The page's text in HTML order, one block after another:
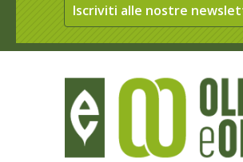
Iscriviti alle nostre